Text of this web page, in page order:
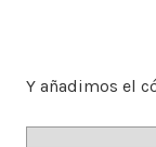
Y añadimos el